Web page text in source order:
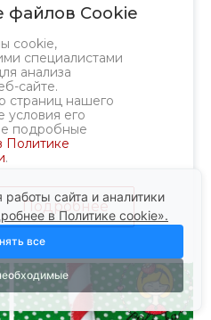
файлов Cookie
cookie,
специалистами
анализа
сайте.
страниц нашего
условия его
подробные
Политике
.
Подробнее
сайта и аналитики
в Политике cookie».
все